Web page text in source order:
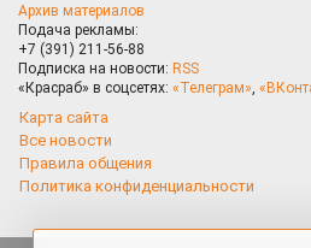
Архив материалов
Подача рекламы:
+7 (391) 211-56-88
Подписка на новости: RSS
«Красраб» в соцсетях: «Телеграм»,
Карта сайта
Все новости
Правила общения
Политика конфиденциальности